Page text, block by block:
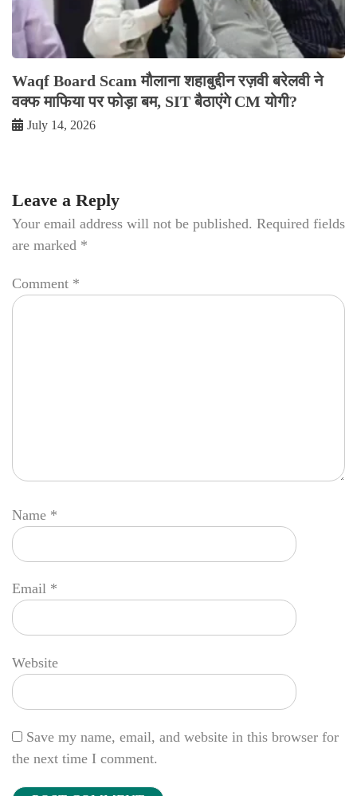
Waqf Board Scam मौलाना शहाबुद्दीन रज़वी बरेलवी ने
वक्फ माफिया पर फोड़ा बम, SIT बैठाएंगे CM योगी?
July 14, 2026
Leave a Reply
Your email address will not be published. Required fields
are marked *
Comment *
Name *
Email *
Website
Save my name, email, and website in this browser for
the next time I comment.